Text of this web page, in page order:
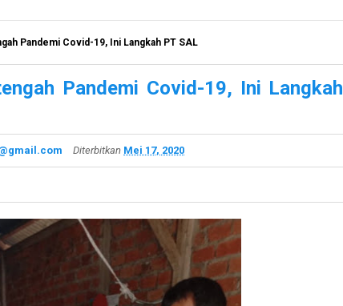
Pandemi Covid-19, Ini Langkah PT SAL
Pandemi Covid-19, Ini Langkah
Diterbitkan Mei 17, 2020